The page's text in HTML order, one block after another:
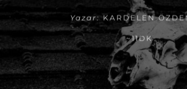
Yazar: KARDELEN
~11DK